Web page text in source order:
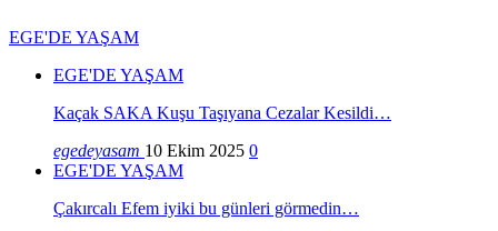
EGE'DE YAŞAM
EGE'DE YAŞAM
Kaçak SAKA Kuşu Taşıyana Cezalar Kesildi…
egedeyasam 10 Ekim 2025 0
EGE'DE YAŞAM
Çakırcalı Efem iyiki bu günleri görmedin…